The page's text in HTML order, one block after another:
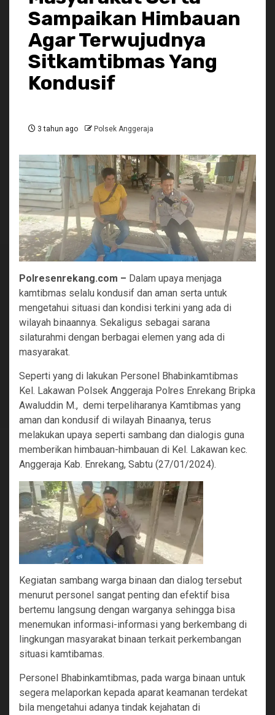
Sampaikan Himbauan
Agar Terwujudnya
Sitkamtibmas Yang
Kondusif
3 tahun ago Polsek Anggeraja
Polresenrekang.com – Dalam upaya menjaga
kamtibmas selalu kondusif dan aman serta untuk
mengetahui situasi dan kondisi terkini yang ada di
wilayah binaannya. Sekaligus sebagai sarana
silaturahmi dengan berbagai elemen yang ada di
masyarakat.
Seperti yang di lakukan Personel Bhabinkamtibmas
Kel. Lakawan Polsek Anggeraja Polres Enrekang Bripka
Awaluddin M., demi terpeliharanya Kamtibmas yang
aman dan kondusif di wilayah Binaanya, terus
melakukan upaya seperti sambang dan dialogis guna
memberikan himbauan-himbauan di Kel. Lakawan kec.
Anggeraja Kab. Enrekang, Sabtu (27/01/2024).
Kegiatan sambang warga binaan dan dialog tersebut
menurut personel sangat penting dan efektif bisa
bertemu langsung dengan warganya sehingga bisa
menemukan informasi-informasi yang berkembang di
lingkungan masyarakat binaan terkait perkembangan
situasi kamtibamas.
Personel Bhabinkamtibmas, pada warga binaan untuk
segera melaporkan kepada aparat keamanan terdekat
bila mengetahui adanya tindak kejahatan di